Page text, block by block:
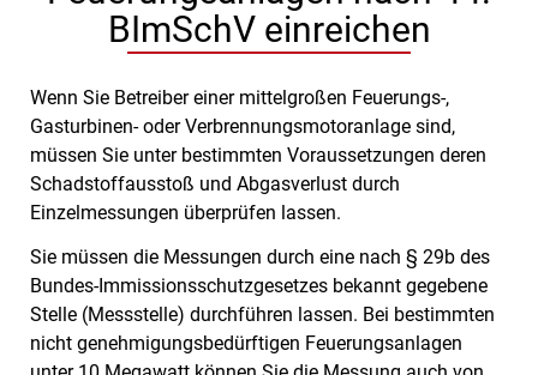
BImSchV einreichen
Wenn Sie Betreiber einer mittelgroßen Feuerungs-,
Gasturbinen- oder Verbrennungsmotoranlage sind,
müssen Sie unter bestimmten Voraussetzungen deren
Schadstoffausstoß und Abgasverlust durch
Einzelmessungen überprüfen lassen.
Sie müssen die Messungen durch eine nach § 29b des
Bundes-Immissionsschutzgesetzes bekannt gegebene
Stelle (Messstelle) durchführen lassen. Bei bestimmten
nicht genehmigungsbedürftigen Feuerungsanlagen